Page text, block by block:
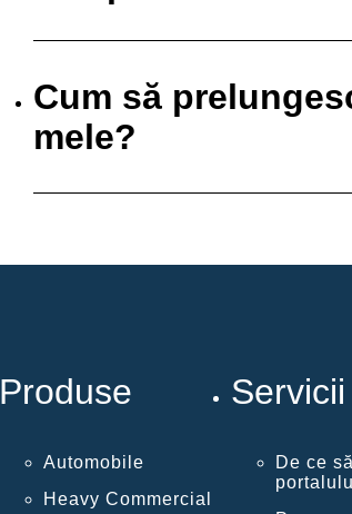
Cum să
mele?
Produse
Automobile
Heavy Commercial
Servicii
De ce